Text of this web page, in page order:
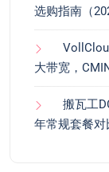
选购指南（
大带宽，
搬瓦工
年常规套餐对